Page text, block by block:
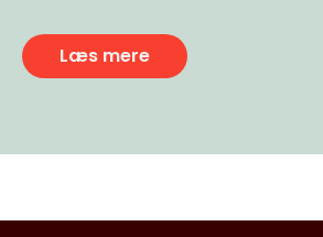
Læs mere